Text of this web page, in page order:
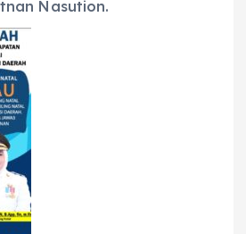
Nasution.